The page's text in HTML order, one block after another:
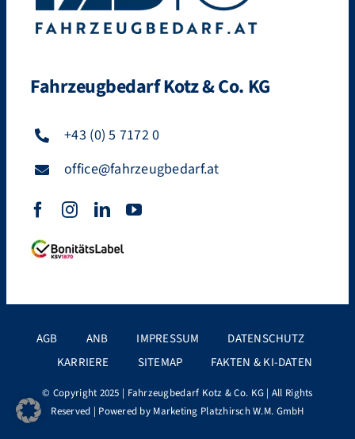
Fahrzeugbedarf Kotz & Co. KG
+43 (0) 5 7172 0
office@fahrzeugbedarf.at
AGB ANB IMPRESSUM
DATENSCHUTZ
KARRIERE
SITEMAP FAKTEN & KI-DATEN
© Copyright 2025 | Fahrzeugbedarf Kotz & Co. KG | All Rights
Reserved | Powered by Marketing Platzhirsch W.M. GmbH